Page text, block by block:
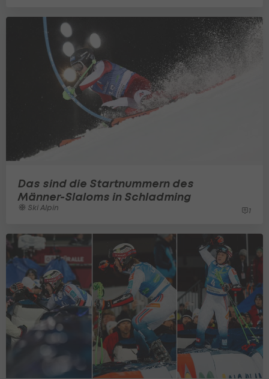
Das sind die Startnummern des
Männer-Slaloms in Schladming
Ski Alpin 1